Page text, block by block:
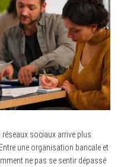
sociaux arrive plus
une organisation bancale et
ne pas se sentir dépassé